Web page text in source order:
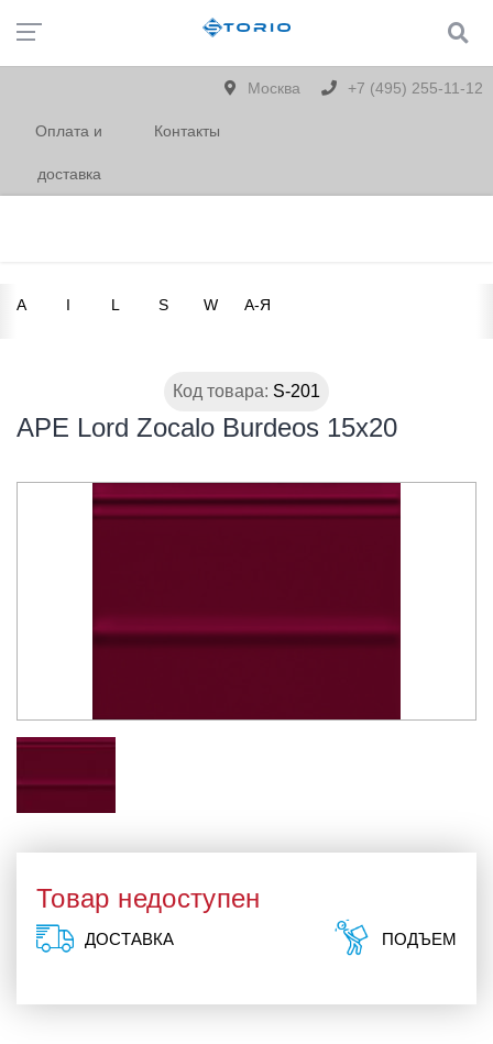
Москва +7 (495) 255-11-12
Оплата и
доставка
Контакты
A I L S W А-Я
Код товара: S-201
APE Lord Zocalo Burdeos 15x20
Товар недоступен
ДОСТАВКА ПОДЪЕМ